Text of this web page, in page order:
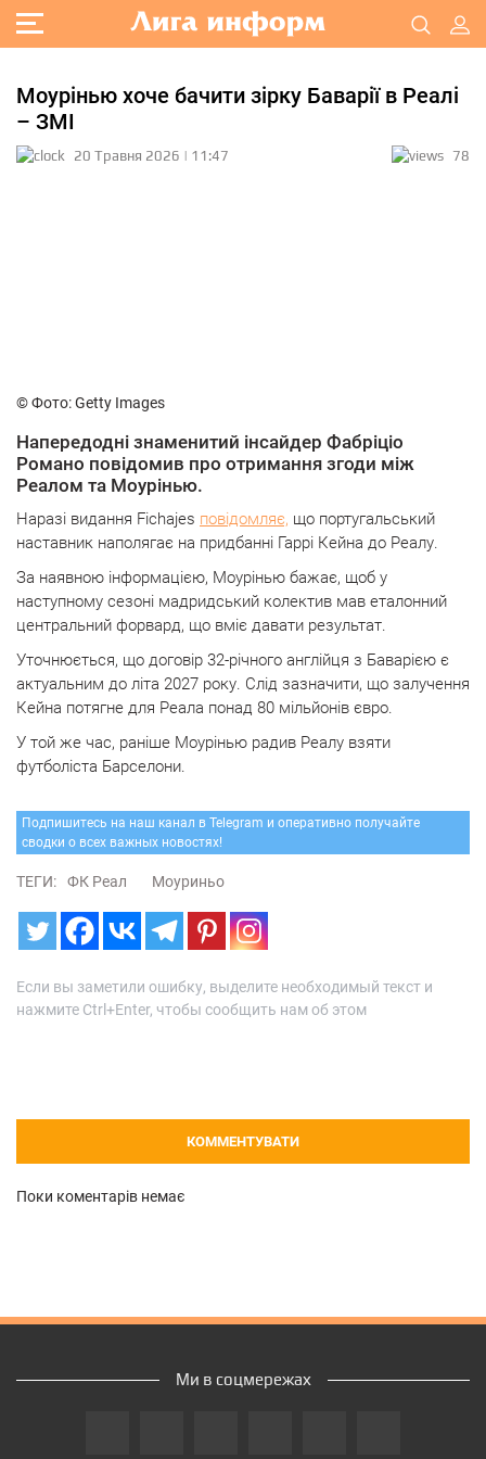
Моурінью хоче бачити зірку Баварії в Реалі
– ЗМІ
20 Травня 2026 | 11:47 78
© Фото: Getty Images
Напередодні знаменитий інсайдер Фабріціо
Романо повідомив про отримання згоди між
Реалом та Моурінью.
Наразі видання Fichajes повідомляє, що португальський
наставник наполягає на придбанні Гаррі Кейна до Реалу.
За наявною інформацією, Моурінью бажає, щоб у
наступному сезоні мадридський колектив мав еталонний
центральний форвард, що вміє давати результат.
Уточнюється, що договір 32-річного англійця з Баварією є
актуальним до літа 2027 року. Слід зазначити, що залучення
Кейна потягне для Реала понад 80 мільйонів євро.
У той же час, раніше Моурінью радив Реалу взяти
футболіста Барселони.
Подпишитесь на наш канал в Telegram и оперативно получайте
сводки о всех важных новостях!
ТЕГИ: ФК Реал Моуриньо
Если вы заметили ошибку, выделите необходимый текст и
нажмите Ctrl+Enter, чтобы сообщить нам об этом
КОММЕНТУВАТИ
Поки коментарів немає
Ми в соцмережах